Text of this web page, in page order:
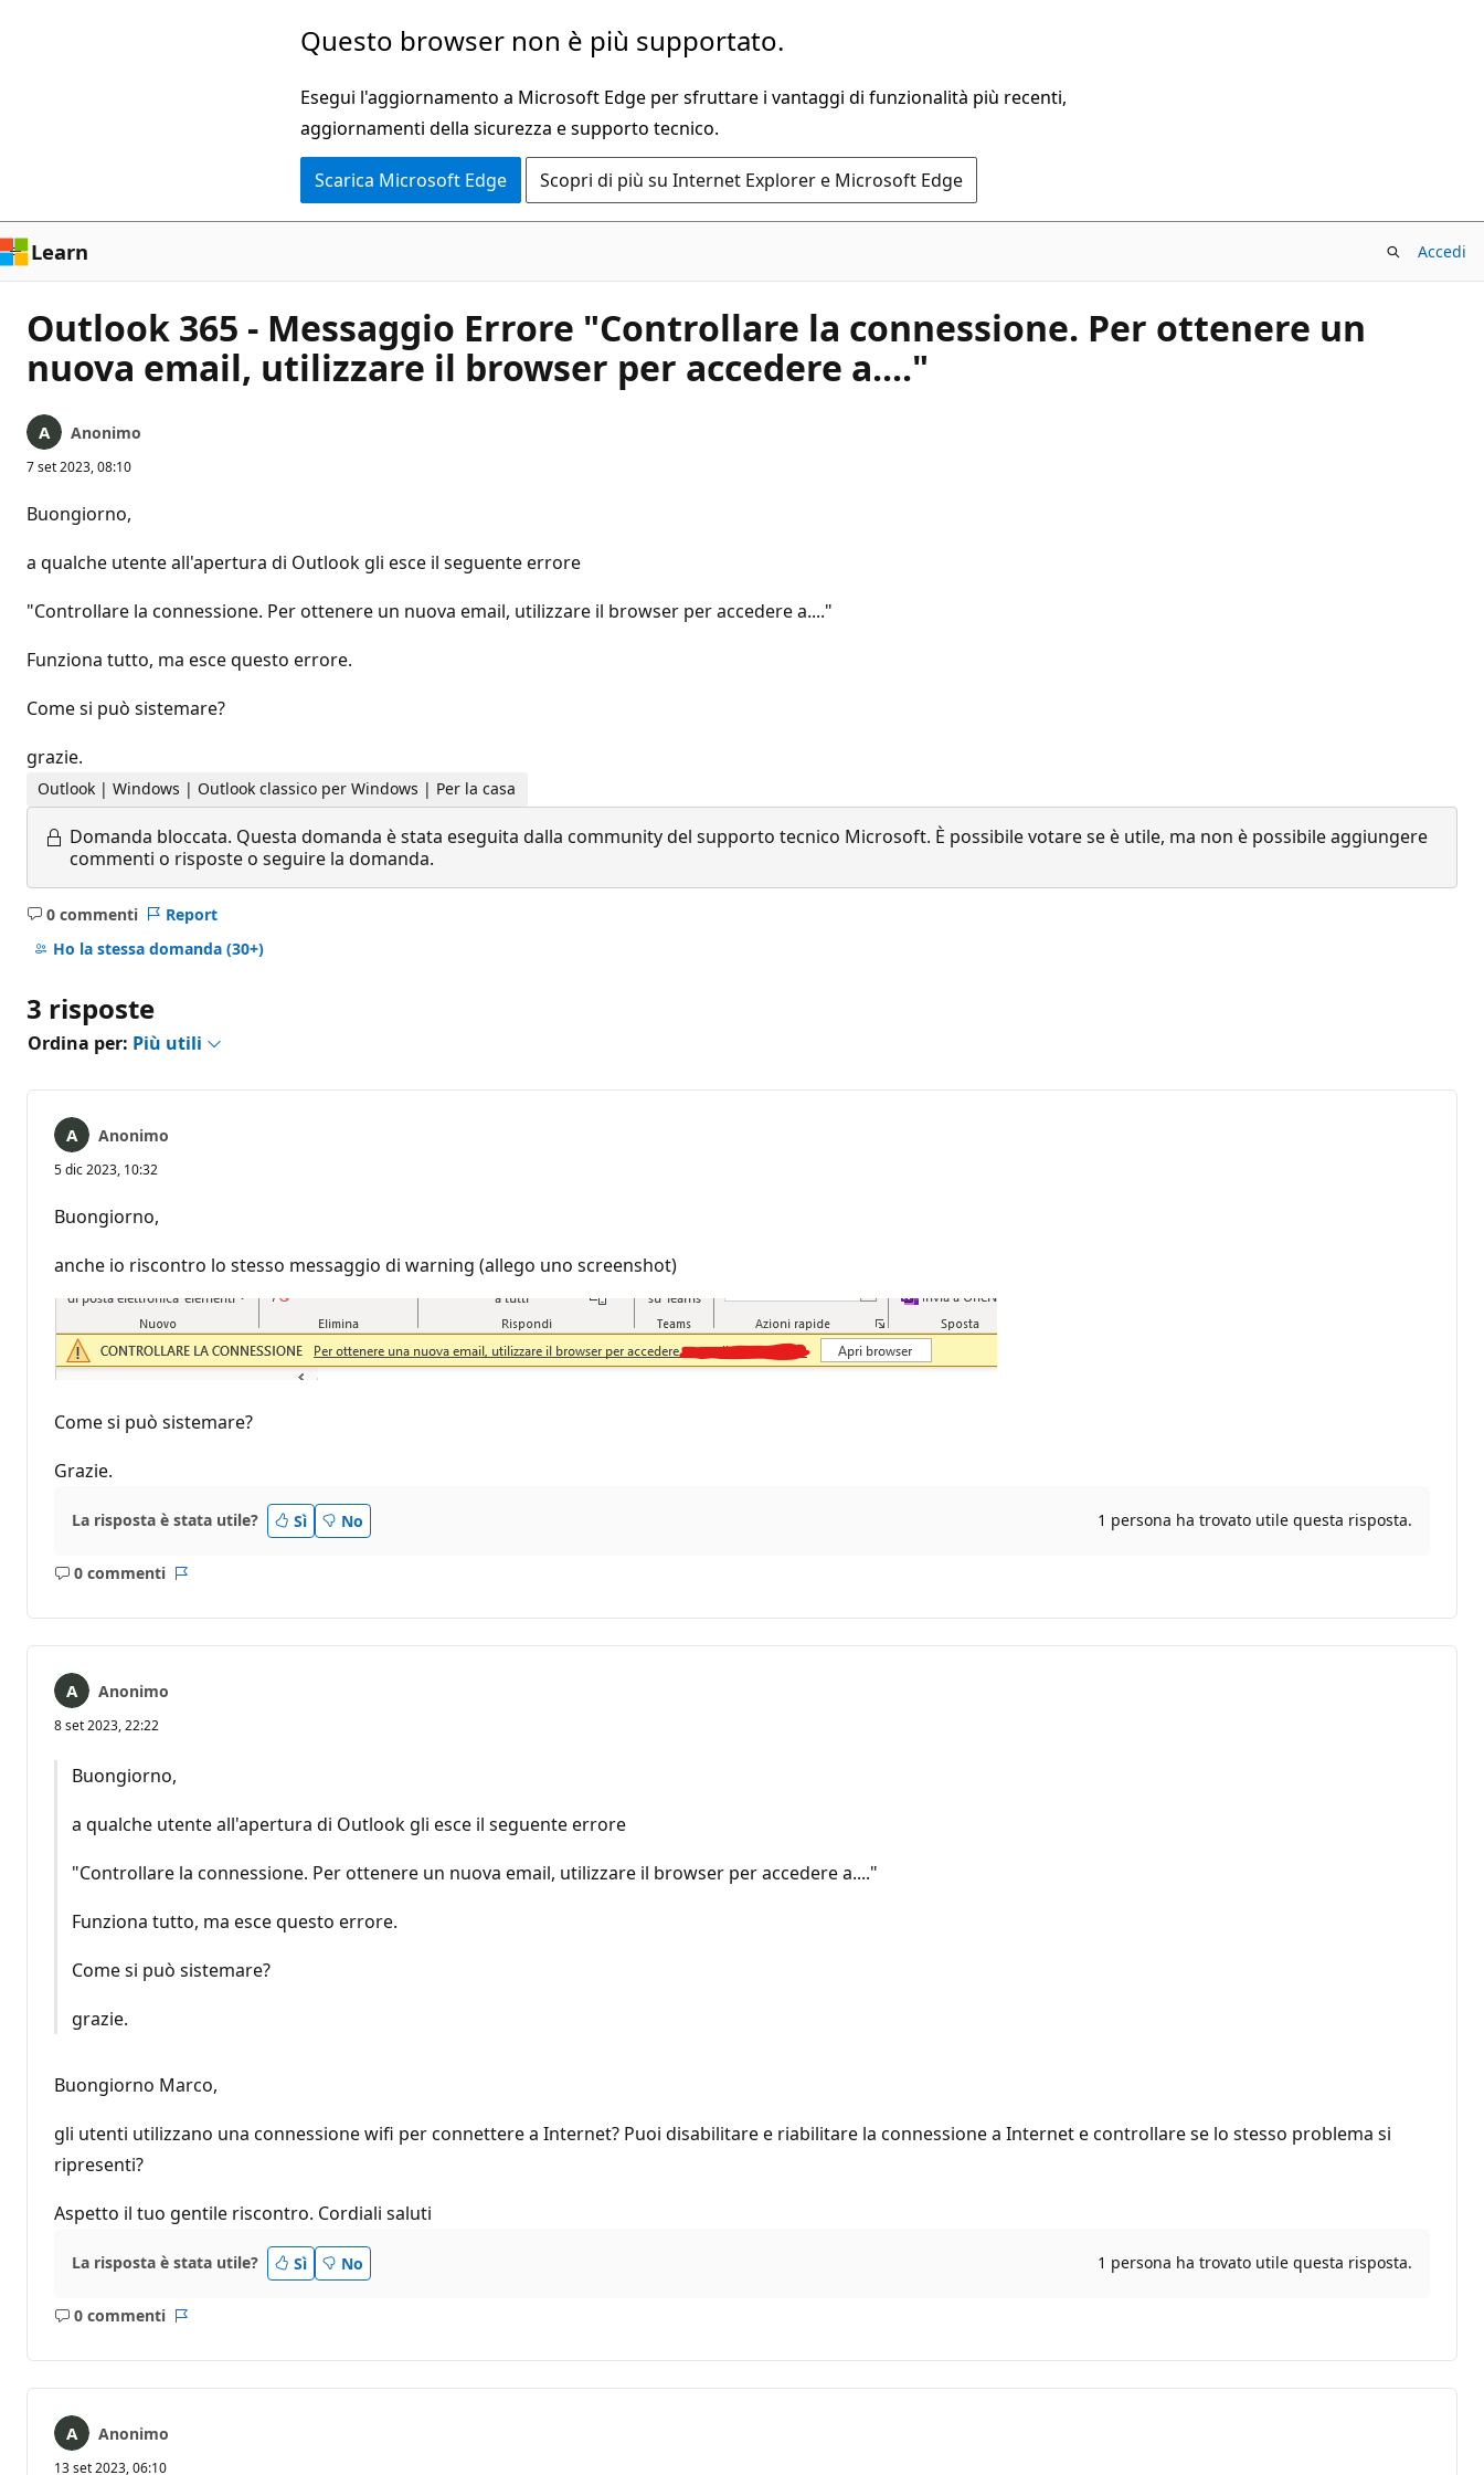
Questo browser non è più supportato.
Esegui l'aggiornamento a Microsoft Edge per sfruttare i vantaggi di funzionalità più recenti,
aggiornamenti della sicurezza e supporto tecnico.
Scarica Microsoft Edge Scopri di più su Internet Explorer e Microsoft Edge
Learn Accedi
Outlook 365 - Messaggio Errore "Controllare la connessione. Per ottenere un
nuova email, utilizzare il browser per accedere a...."
Anonimo
7 set 2023, 08:10
Buongiorno,
a qualche utente all'apertura di Outlook gli esce il seguente errore
"Controllare la connessione. Per ottenere un nuova email, utilizzare il browser per accedere a...."
Funziona tutto, ma esce questo errore.
Come si può sistemare?
grazie.
Outlook | Windows | Outlook classico per Windows | Per la casa
Domanda bloccata. Questa domanda è stata eseguita dalla community del supporto tecnico Microsoft. È possibile votare se è utile, ma non è possibile aggiungere
commenti o risposte o seguire la domanda.
0 commenti
Nessun
commento
Report
Ho la stessa domanda (30+)
3 risposte
Ordina per: Più utili
Anonimo
5 dic 2023, 10:32
Buongiorno,
anche io riscontro lo stesso messaggio di warning (allego uno screenshot)
Come si può sistemare?
Grazie.
La risposta è stata utile? Sì No 1 persona ha trovato utile questa risposta.
0 commenti
Nessun
Anonimo
8 set 2023, 22:22
Buongiorno,
a qualche utente all'apertura di Outlook gli esce il seguente errore
"Controllare la connessione. Per ottenere un nuova email, utilizzare il browser per accedere a...."
Funziona tutto, ma esce questo errore.
Come si può sistemare?
grazie.
Buongiorno Marco,
gli utenti utilizzano una connessione wifi per connettere a Internet? Puoi disabilitare e riabilitare la connessione a Internet e controllare se lo stesso problema si
ripresenti?
Aspetto il tuo gentile riscontro. Cordiali saluti
La risposta è stata utile? Sì No 1 persona ha trovato utile questa risposta.
0 commenti
Nessun
Anonimo
13 set 2023, 06:10